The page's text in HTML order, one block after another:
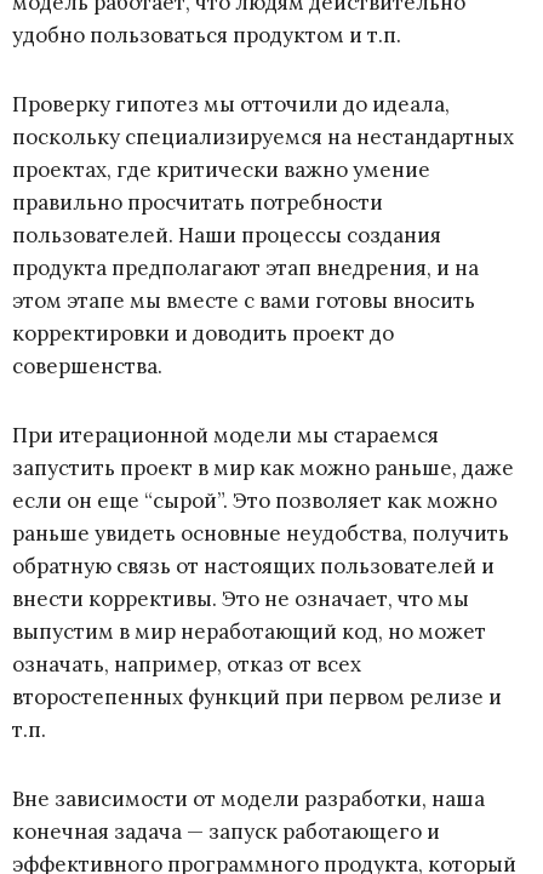
удобно пользоваться продуктом и т.п.
Проверку гипотез мы отточили до идеала,
поскольку специализируемся на нестандартных
проектах, где критически важно умение
правильно просчитать потребности
пользователей. Наши процессы создания
продукта предполагают этап внедрения, и на
этом этапе мы вместе с вами готовы вносить
корректировки и доводить проект до
совершенства.
При итерационной модели мы стараемся
запустить проект в мир как можно раньше, даже
если он еще “сырой”. Это позволяет как можно
раньше увидеть основные неудобства, получить
обратную связь от настоящих пользователей и
внести коррективы. Это не означает, что мы
выпустим в мир неработающий код, но может
означать, например, отказ от всех
второстепенных функций при первом релизе и
т.п.
Вне зависимости от модели разработки, наша
конечная задача — запуск работающего и
эффективного программного продукта, который